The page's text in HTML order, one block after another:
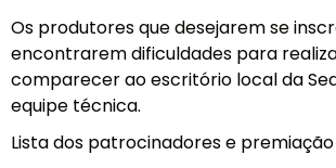
Os produtores que desejarem se
encontrarem dificuldades para
comparecer ao escritório local da
equipe técnica.
Lista dos patrocinadores e